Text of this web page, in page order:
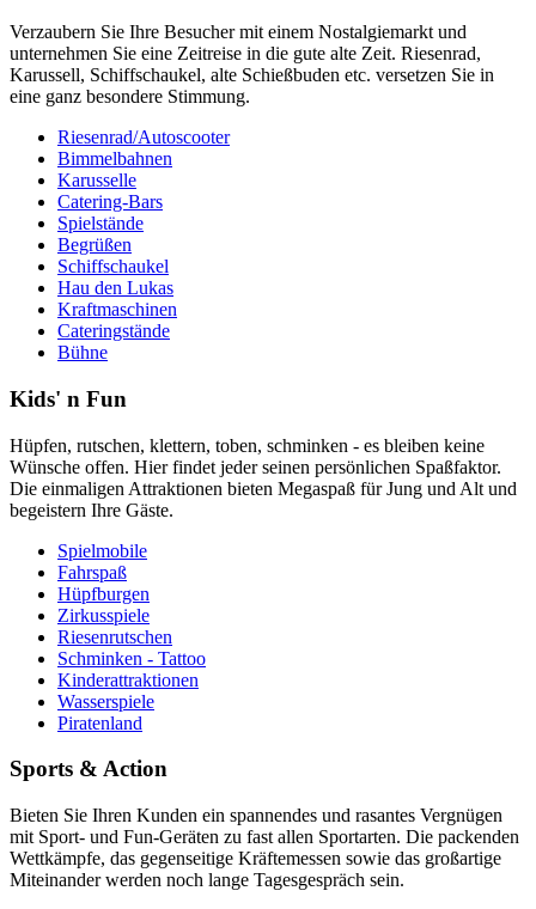
Verzaubern Sie Ihre Besucher mit einem Nostalgiemarkt und
unternehmen Sie eine Zeitreise in die gute alte Zeit. Riesenrad,
Karussell, Schiffschaukel, alte Schießbuden etc. versetzen Sie in
eine ganz besondere Stimmung.
Riesenrad/Autoscooter
Bimmelbahnen
Karusselle
Catering-Bars
Spielstände
Begrüßen
Schiffschaukel
Hau den Lukas
Kraftmaschinen
Cateringstände
Bühne
Kids' n Fun
Hüpfen, rutschen, klettern, toben, schminken - es bleiben keine
Wünsche offen. Hier findet jeder seinen persönlichen Spaßfaktor.
Die einmaligen Attraktionen bieten Megaspaß für Jung und Alt und
begeistern Ihre Gäste.
Spielmobile
Fahrspaß
Hüpfburgen
Zirkusspiele
Riesenrutschen
Schminken - Tattoo
Kinderattraktionen
Wasserspiele
Piratenland
Sports & Action
Bieten Sie Ihren Kunden ein spannendes und rasantes Vergnügen
mit Sport- und Fun-Geräten zu fast allen Sportarten. Die packenden
Wettkämpfe, das gegenseitige Kräftemessen sowie das großartige
Miteinander werden noch lange Tagesgespräch sein.